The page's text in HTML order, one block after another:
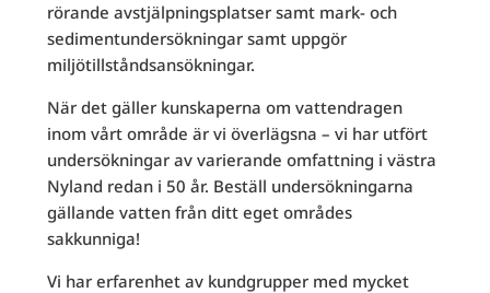
rörande avstjälpningsplatser samt mark- och
sedimentundersökningar samt uppgör
miljötillståndsansökningar.
När det gäller kunskaperna om vattendragen
inom vårt område är vi överlägsna – vi har utfört
undersökningar av varierande omfattning i västra
Nyland redan i 50 år. Beställ undersökningarna
gällande vatten från ditt eget områdes
sakkunniga!
Vi har erfarenhet av kundgrupper med mycket